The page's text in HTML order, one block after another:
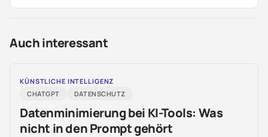
Auch interessant
KÜNSTLICHE INTELLIGENZ
CHATGPT
DATENSCHUTZ
Datenminimierung bei KI-Tools: Was
nicht in den Prompt gehört